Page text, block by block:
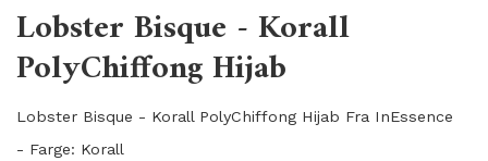
Lobster Bisque - Korall
PolyChiffong Hijab
Lobster Bisque - Korall PolyChiffong Hijab Fra InEssence
- Farge: Korall